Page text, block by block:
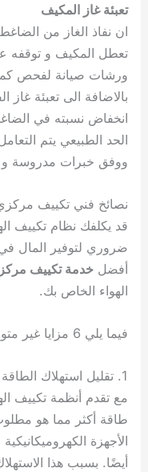
تعبئة غاز المكيف
ان نفاذ الغاز من
تعطل المكيف و توقفه
ورشات صيانة لفحص
بالاضافة الى تعبئة غاز
انخفاض نسبته في
الحد الطبيعي يتم
ووفق خبرات مدروسة
نصائخ فني تكييف
قد يكلفك نظام تكييف
ضروري لتوفير المال
أفضلخدمة تكييف
الهواء الخاص بك.
فيما يلي 6 مزايا غير متوقعة للحصول على مكيف هواء جديد:
1. تقليل استهلاك الطاقة
مع تقدم أنظمة تكييف
طاقة أكثر مما هو
الأجهزة
أيضًا. بسبب هذا